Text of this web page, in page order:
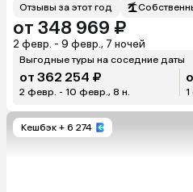
Отзывы за этот год
от 348 969 ₽
2 февр. - 9 февр., 7 ночей
Выгодные туры на соседние даты
от 362 254 ₽
2 февр. - 10 февр., 8 н.
Кешбэк + 6 274